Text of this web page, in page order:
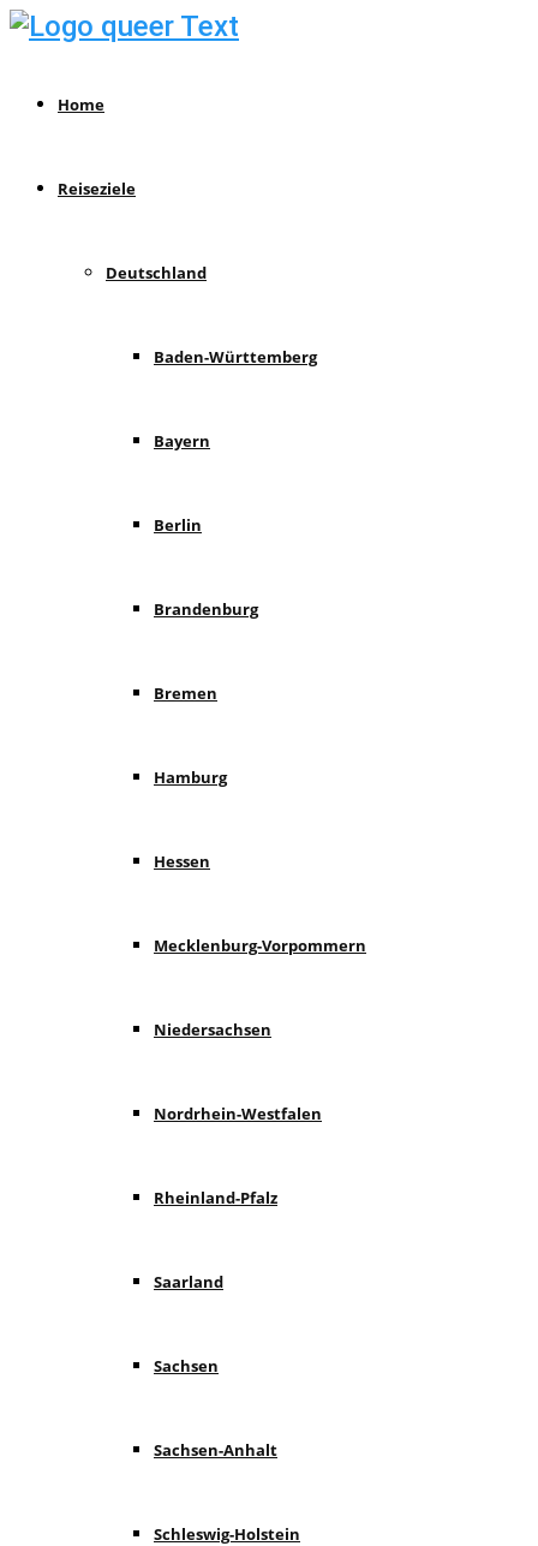
Home
Reiseziele
Deutschland
Baden-Württemberg
Bayern
Berlin
Brandenburg
Bremen
Hamburg
Hessen
Mecklenburg-Vorpommern
Niedersachsen
Nordrhein-Westfalen
Rheinland-Pfalz
Saarland
Sachsen
Sachsen-Anhalt
Schleswig-Holstein